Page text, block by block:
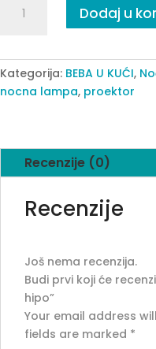
nocna
quantity
Dodaj u
Kategorija: BEBA U KUĆI,
nocna lampa, proektor
Recenzije (0)
Recenzije
Još nema recenzija.
Budi prvi koji će
hipo”
Your email address
fields are marked *